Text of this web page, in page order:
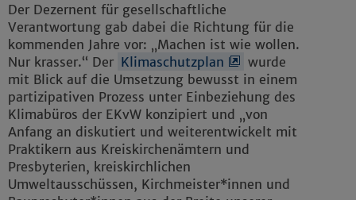
Der Dezernent für gesellschaftliche
Verantwortung gab dabei die Richtung für die
kommenden Jahre vor: „Machen ist wie wollen.
Nur krasser.“ Der Klimaschutzplan
wurde
mit Blick auf die Umsetzung bewusst in einem
partizipativen Prozess unter Einbeziehung des
Klimabüros der EKvW konzipiert und „von
Anfang an diskutiert und weiterentwickelt mit
Praktikern aus Kreiskirchenämtern und
Presbyterien, kreiskirchlichen
Umweltausschüssen, Kirchmeister*innen und